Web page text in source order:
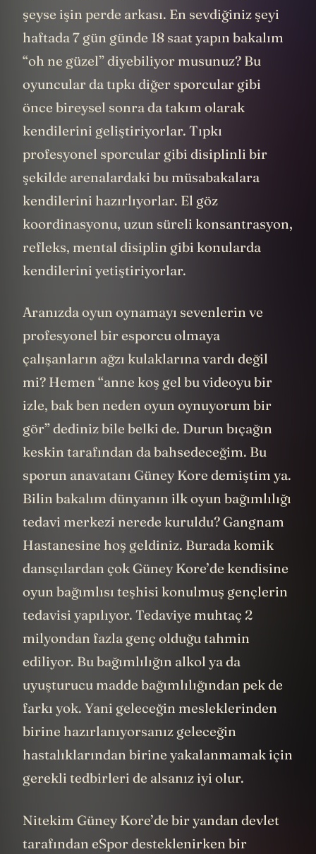
şeyse işin perde arkası. En sevdiğiniz şeyi
haftada 7 gün günde 18 saat yapın bakalım
“oh ne güzel” diyebiliyor musunuz? Bu
oyuncular da tıpkı diğer sporcular gibi
önce bireysel sonra da takım olarak
kendilerini geliştiriyorlar. Tıpkı
profesyonel sporcular gibi disiplinli bir
şekilde arenalardaki bu müsabakalara
kendilerini hazırlıyorlar. El göz
koordinasyonu, uzun süreli konsantrasyon,
refleks, mental disiplin gibi konularda
kendilerini yetiştiriyorlar.
Aranızda oyun oynamayı sevenlerin ve
profesyonel bir esporcu olmaya
çalışanların ağzı kulaklarına vardı değil
mi? Hemen “anne koş gel bu videoyu bir
izle, bak ben neden oyun oynuyorum bir
gör” dediniz bile belki de. Durun bıçağın
keskin tarafından da bahsedeceğim. Bu
sporun anavatanı Güney Kore demiştim ya.
Bilin bakalım dünyanın ilk oyun bağımlılığı
tedavi merkezi nerede kuruldu? Gangnam
Hastanesine hoş geldiniz. Burada komik
dansçılardan çok Güney Kore’de kendisine
oyun bağımlısı teşhisi konulmuş gençlerin
tedavisi yapılıyor. Tedaviye muhtaç 2
milyondan fazla genç olduğu tahmin
ediliyor. Bu bağımlılığın alkol ya da
uyuşturucu madde bağımlılığından pek de
farkı yok. Yani geleceğin mesleklerinden
birine hazırlanıyorsanız geleceğin
hastalıklarından birine yakalanmamak için
gerekli tedbirleri de alsanız iyi olur.
Nitekim Güney Kore’de bir yandan devlet
tarafından eSpor desteklenirken bir